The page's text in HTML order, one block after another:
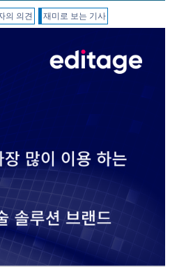
의 의견 재미로 보는 기사